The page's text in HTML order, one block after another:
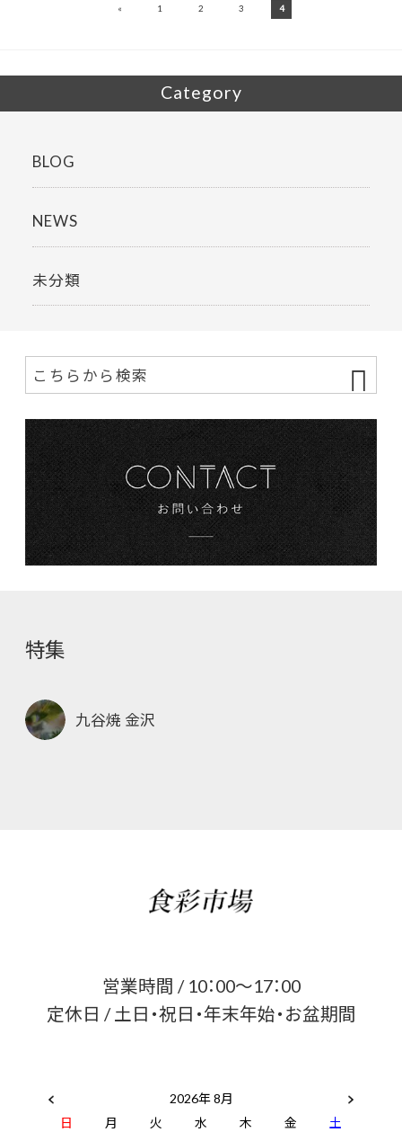
« 1 2 3 4
Category
BLOG
NEWS
未分類
特集
九谷焼 金沢
営業時間 / 10：00～17：00
定休日 / 土日・祝日・年末年始・お盆期間
2026年 8月
日
月 火 水 木 金 土